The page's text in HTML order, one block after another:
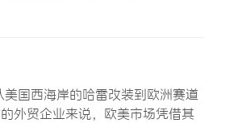
国西海岸的哈雷改装到欧洲赛道
外贸企业来说，欧美市场凭借其